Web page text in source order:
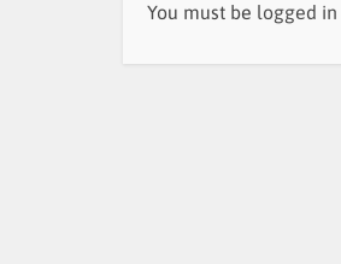
You must be logged in